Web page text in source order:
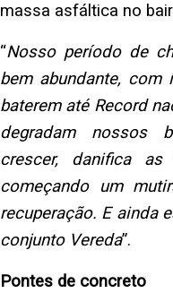
massa asfáltica no
“Nosso período de
bem abundante, com
baterem até Record
degradam nossos
crescer, danifica
começando um
recuperação. E ainda
conjunto Vereda”.
Pontes de concreto